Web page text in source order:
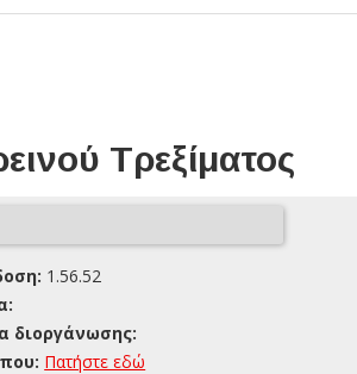
Τρεξίματος
1.56.52
διοργάνωσης:
Πατήστε εδώ